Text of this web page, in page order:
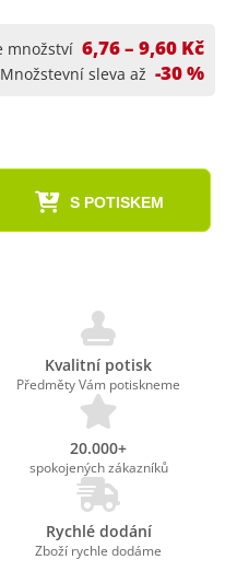
množství 6,76 – 9,60 Kč
Množstevní sleva až -30 %
S POTISKEM
Kvalitní potisk
Předměty Vám potiskneme
20.000+
spokojených zákazníků
Rychlé dodání
Zboží rychle dodáme